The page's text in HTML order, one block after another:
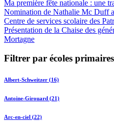
Ma première fête nationale : une
Nomination de Nathalie Mc Duff
Centre de services scolaire des
Présentation de la Chaise des
Mortagne
Filtrer par écoles primaires
Albert-Schweitzer (16)
Antoine-Girouard (21)
Arc-en-ciel (22)